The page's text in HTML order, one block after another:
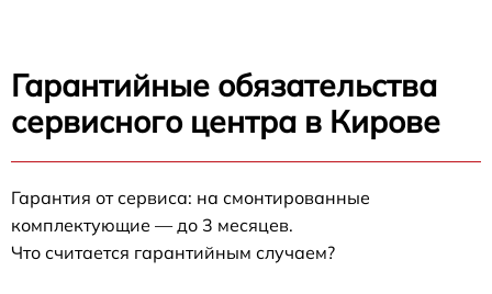
Гарантийные обязательства
сервисного центра в Кирове
Гарантия от сервиса: на смонтированные
комплектующие — до 3 месяцев.
Что считается гарантийным случаем?